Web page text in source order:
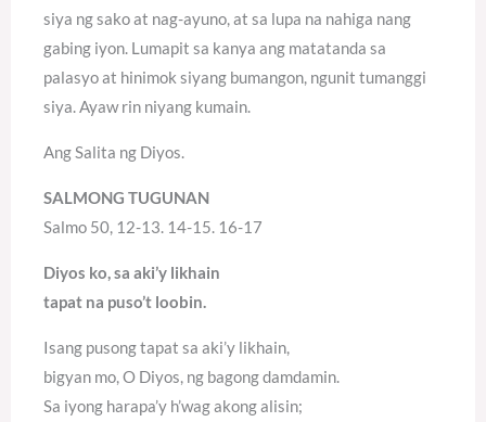
siya ng sako at nag-ayuno, at sa lupa na nahiga nang
gabing iyon. Lumapit sa kanya ang matatanda sa
palasyo at hinimok siyang bumangon, ngunit tumanggi
siya. Ayaw rin niyang kumain.
Ang Salita ng Diyos.
SALMONG TUGUNAN
Salmo 50, 12-13. 14-15. 16-17
Diyos ko, sa aki’y likhain
tapat na puso’t loobin.
Isang pusong tapat sa aki’y likhain,
bigyan mo, O Diyos, ng bagong damdamin.
Sa iyong harapa’y h’wag akong alisin;